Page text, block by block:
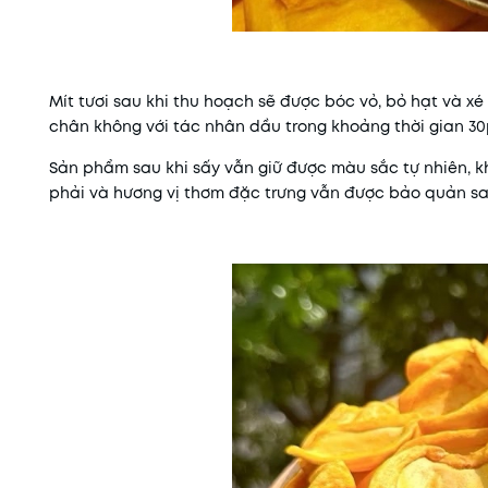
Mít tươi sau khi thu hoạch sẽ được bóc vỏ, bỏ hạt và
chân không với tác nhân dầu trong khoảng thời gian
Sản phẩm sau khi sấy vẫn giữ được màu sắc tự nhiên,
phải và hương vị thơm đặc trưng vẫn được bảo quản